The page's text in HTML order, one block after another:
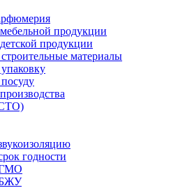
продукции
продукции
материалы
годности
ГМО
БЖУ